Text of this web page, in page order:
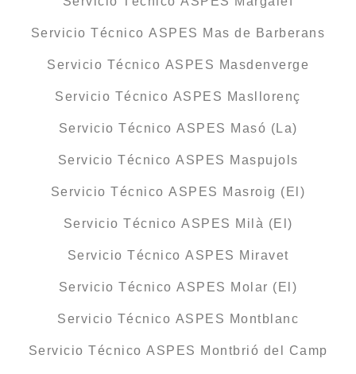
Servicio Técnico ASPES Mas de Barberans
Servicio Técnico ASPES Masdenverge
Servicio Técnico ASPES Masllorenç
Servicio Técnico ASPES Masó (La)
Servicio Técnico ASPES Maspujols
Servicio Técnico ASPES Masroig (El)
Servicio Técnico ASPES Milà (El)
Servicio Técnico ASPES Miravet
Servicio Técnico ASPES Molar (El)
Servicio Técnico ASPES Montblanc
Servicio Técnico ASPES Montbrió del Camp